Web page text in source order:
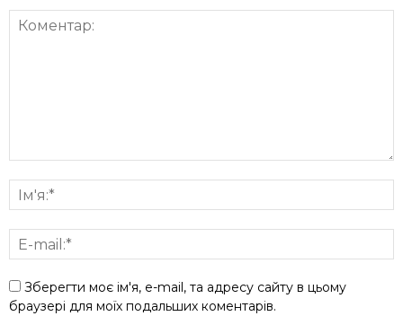
Зберегти моє ім'я, e-mail, та адресу сайту в цьому
браузері для моїх подальших коментарів.